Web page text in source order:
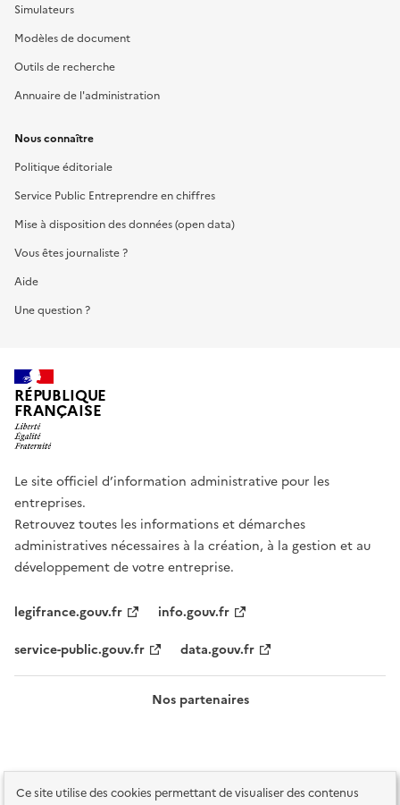
Ce site utilise des cookies permettant de visualiser des contenus
Simulateurs
Modèles de document
Outils de recherche
Annuaire de l'administration
Nous connaître
Politique éditoriale
Service Public Entreprendre en chiffres
Mise à disposition des données (open data)
Vous êtes journaliste ?
Aide
Une question ?
RÉPUBLIQUE
FRANÇAISE
Le site officiel d’information administrative pour les
entreprises.
Retrouvez toutes les informations et démarches
administratives nécessaires à la création, à la gestion et au
développement de votre entreprise.
legifrance.gouv.fr
info.gouv.fr
service-public.gouv.fr
data.gouv.fr
Nos partenaires